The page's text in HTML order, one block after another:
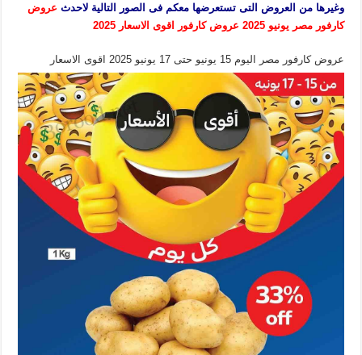
وغيرها من العروض التى تستعرضها معكم فى الصور التالية لاحدث عروض
كارفور مصر يونيو 2025 عروض كارفور اقوى الاسعار 2025
عروض كارفور مصر اليوم 15 يونيو حتى 17 يونيو 2025 اقوى الاسعار